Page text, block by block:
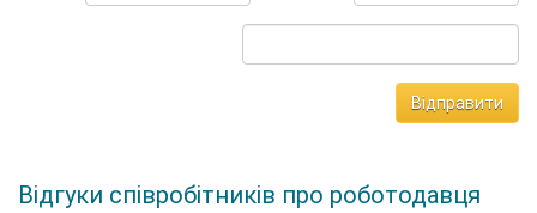
Відправити
Відгуки співробітників про роботодавця